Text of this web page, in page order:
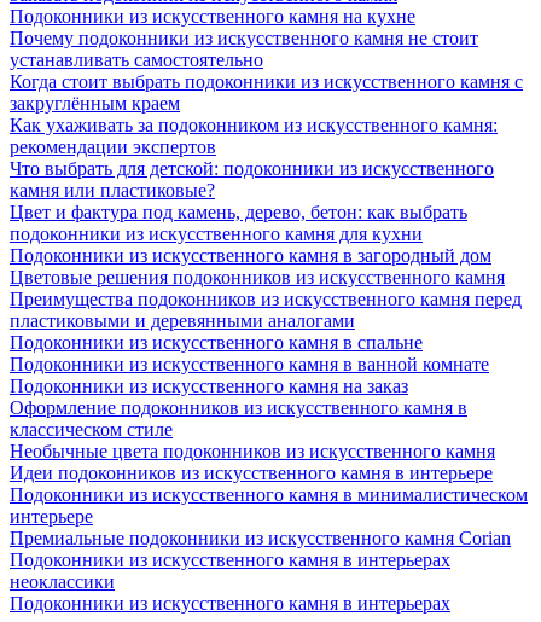
Подоконники из искусственного камня на кухне
Почему подоконники из искусственного камня не стоит
устанавливать самостоятельно
Когда стоит выбрать подоконники из искусственного камня с
закруглённым краем
Как ухаживать за подоконником из искусственного камня:
рекомендации экспертов
Что выбрать для детской: подоконники из искусственного
камня или пластиковые?
Цвет и фактура под камень, дерево, бетон: как выбрать
подоконники из искусственного камня для кухни
Подоконники из искусственного камня в загородный дом
Цветовые решения подоконников из искусственного камня
Преимущества подоконников из искусственного камня перед
пластиковыми и деревянными аналогами
Подоконники из искусственного камня в спальне
Подоконники из искусственного камня в ванной комнате
Подоконники из искусственного камня на заказ
Оформление подоконников из искусственного камня в
классическом стиле
Необычные цвета подоконников из искусственного камня
Идеи подоконников из искусственного камня в интерьере
Подоконники из искусственного камня в минималистическом
интерьере
Премиальные подоконники из искусственного камня Corian
Подоконники из искусственного камня в интерьерах
неоклассики
Подоконники из искусственного камня в интерьерах